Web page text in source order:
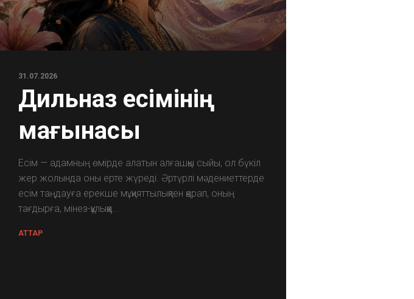
31.07.2026
Дильназ есімінің
мағынасы
Есім — адамның өмірде алатын алғашқы сыйы, ол бүкіл
жер жолында оны ерте жүреді. Әртүрлі мәдениеттерде
есім таңдауға ерекше мұқияттылықпен қарап, оның
тағдырға, мінез-құлыққа...
АТТАР